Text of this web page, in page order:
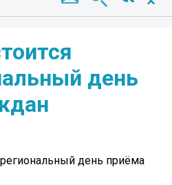
день
день приёма